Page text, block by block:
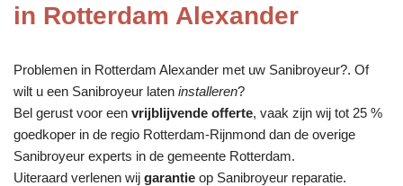
in Rotterdam Alexander
Problemen in Rotterdam Alexander met uw Sanibroyeur?. Of
wilt u een Sanibroyeur laten installeren?
Bel gerust voor een vrijblijvende offerte, vaak zijn wij tot 25 %
goedkoper in de regio Rotterdam-Rijnmond dan de overige
Sanibroyeur experts in de gemeente Rotterdam.
Uiteraard verlenen wij garantie op Sanibroyeur reparatie.